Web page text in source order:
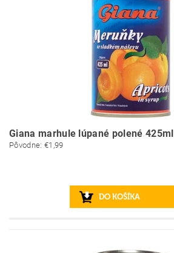
Giana marhule lúpané polené 425ml
Pôvodne: €1,99